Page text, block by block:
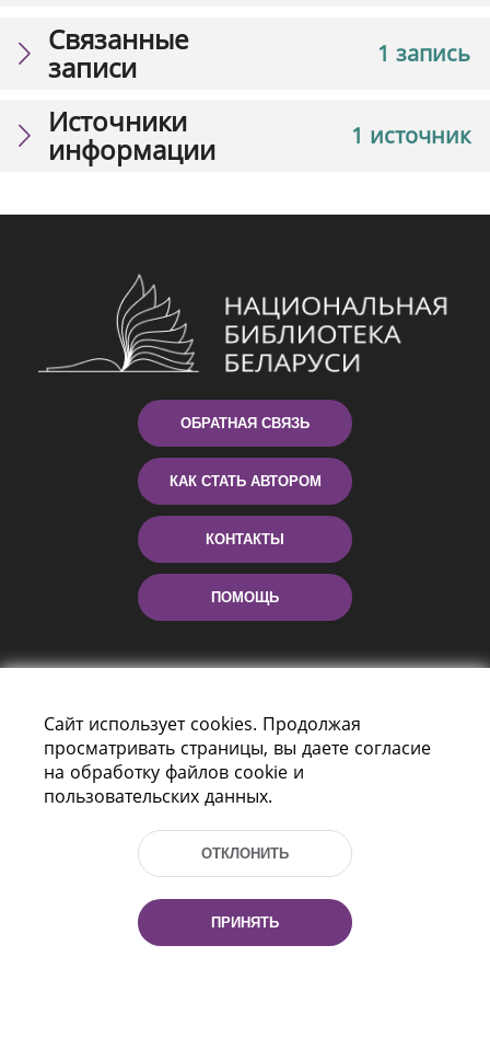
1 запись
Связанные
записи
1 источник
Источники
информации
ОБРАТНАЯ СВЯЗЬ
КАК СТАТЬ АВТОРОМ
КОНТАКТЫ
ПОМОЩЬ
Пр-т Независимости 116
г. Минск, Республика Беларусь, 220114
Тел.: (+375 17) 368 37 37, Факс: (+375 17)
Эл. почта: inbox@nlb.by
Сайт использует cookies. Продолжая
просматривать страницы, вы даете согласие
на обработку файлов cookie и
пользовательских данных.
ОТКЛОНИТЬ
ПРИНЯТЬ